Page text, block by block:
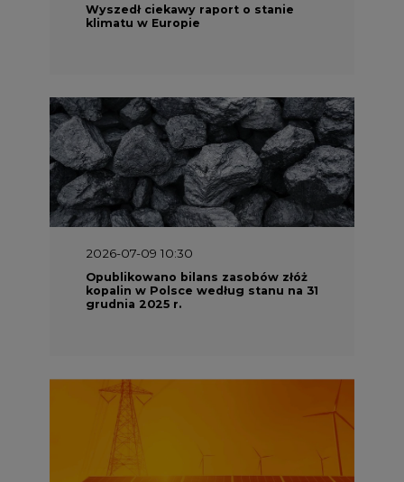
Wyszedł ciekawy raport o stanie
klimatu w Europie
2026-07-09 10:30
Opublikowano bilans zasobów złóż
kopalin w Polsce według stanu na 31
grudnia 2025 r.